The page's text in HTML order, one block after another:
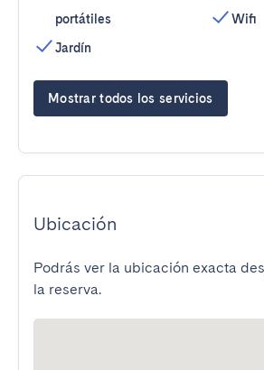
portátiles
Jardín
Wifi
Mostrar todos los servicios
Ubicación
Podrás ver la ubicación exacta
la reserva.